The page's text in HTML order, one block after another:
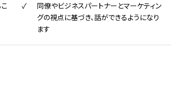
同僚やビジネスパートナーとマーケティン
グの視点に基づき、話ができるようになり
ます